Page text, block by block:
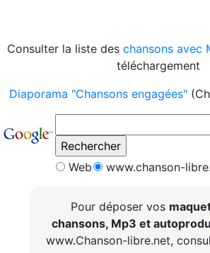
Consulter la liste des chansons avec
téléchargement
Diaporama "Chansons engagées"
Web www.chanson-
Pour déposer vos
chansons, Mp3 et
www.Chanson-libre.net,